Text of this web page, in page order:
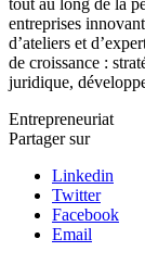
tout au long de la
entreprises
d’ateliers et
de croissance :
juridique,
Entrepreneuriat
Partager sur
Linkedin
Twitter
Facebook
Email